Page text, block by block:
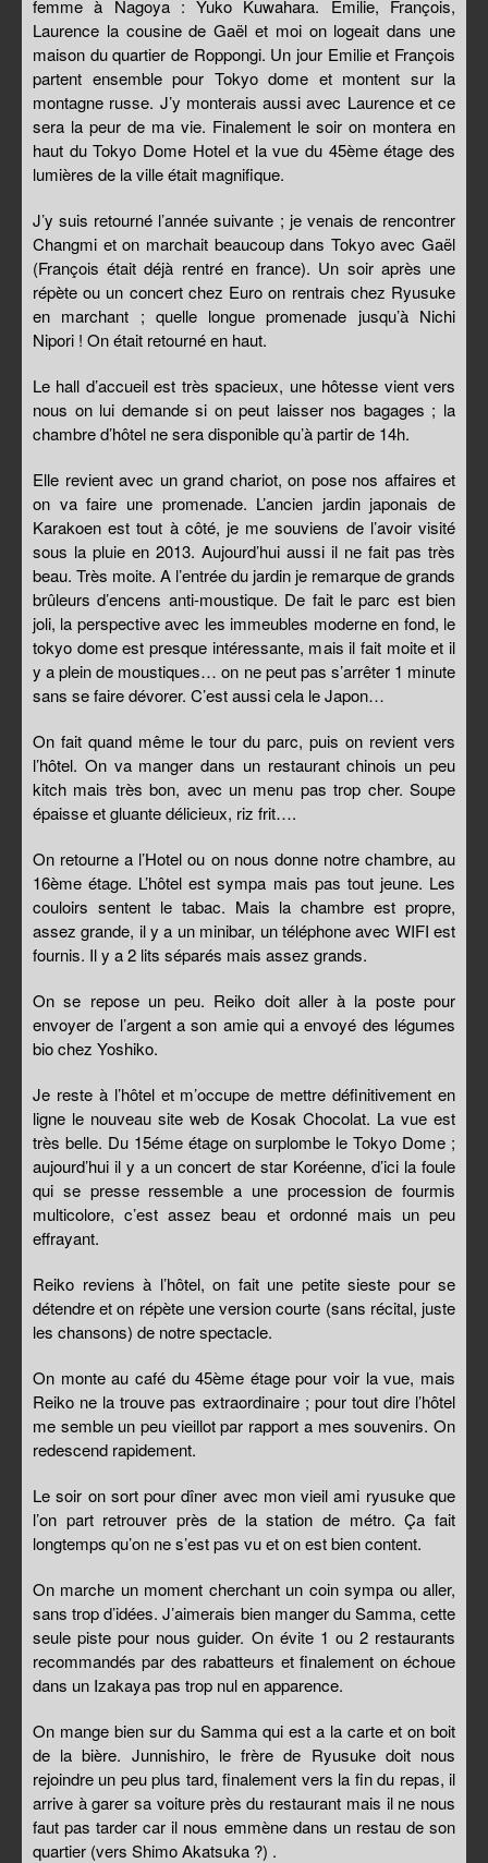
femme à Nagoya : Yuko Kuwahara. Emilie, François,
Laurence la cousine de Gaël et moi on logeait dans une
maison du quartier de Roppongi. Un jour Emilie et François
partent ensemble pour Tokyo dome et montent sur la
montagne russe. J’y monterais aussi avec Laurence et ce
sera la peur de ma vie. Finalement le soir on montera en
haut du Tokyo Dome Hotel et la vue du 45ème étage des
lumières de la ville était magnifique.
J’y suis retourné l’année suivante ; je venais de rencontrer
Changmi et on marchait beaucoup dans Tokyo avec Gaël
(François était déjà rentré en france). Un soir après une
répète ou un concert chez Euro on rentrais chez Ryusuke
en marchant ; quelle longue promenade jusqu’à Nichi
Nipori ! On était retourné en haut.
Le hall d’accueil est très spacieux, une hôtesse vient vers
nous on lui demande si on peut laisser nos bagages ; la
chambre d’hôtel ne sera disponible qu’à partir de 14h.
Elle revient avec un grand chariot, on pose nos affaires et
on va faire une promenade. L’ancien jardin japonais de
Karakoen est tout à côté, je me souviens de l’avoir visité
sous la pluie en 2013. Aujourd’hui aussi il ne fait pas très
beau. Très moite. A l’entrée du jardin je remarque de grands
brûleurs d’encens anti-moustique. De fait le parc est bien
joli, la perspective avec les immeubles moderne en fond, le
tokyo dome est presque intéressante, mais il fait moite et il
y a plein de moustiques… on ne peut pas s’arrêter 1 minute
sans se faire dévorer. C’est aussi cela le Japon…
On fait quand même le tour du parc, puis on revient vers
l’hôtel. On va manger dans un restaurant chinois un peu
kitch mais très bon, avec un menu pas trop cher. Soupe
épaisse et gluante délicieux, riz frit….
On retourne a l’Hotel ou on nous donne notre chambre, au
16ème étage. L’hôtel est sympa mais pas tout jeune. Les
couloirs sentent le tabac. Mais la chambre est propre,
assez grande, il y a un minibar, un téléphone avec WIFI est
fournis. Il y a 2 lits séparés mais assez grands.
On se repose un peu. Reiko doit aller à la poste pour
envoyer de l’argent a son amie qui a envoyé des légumes
bio chez Yoshiko.
Je reste à l’hôtel et m’occupe de mettre définitivement en
ligne le nouveau site web de Kosak Chocolat. La vue est
très belle. Du 15éme étage on surplombe le Tokyo Dome ;
aujourd’hui il y a un concert de star Koréenne, d’ici la foule
qui se presse ressemble a une procession de fourmis
multicolore, c’est assez beau et ordonné mais un peu
effrayant.
Reiko reviens à l’hôtel, on fait une petite sieste pour se
détendre et on répète une version courte (sans récital, juste
les chansons) de notre spectacle.
On monte au café du 45ème étage pour voir la vue, mais
Reiko ne la trouve pas extraordinaire ; pour tout dire l’hôtel
me semble un peu vieillot par rapport a mes souvenirs. On
redescend rapidement.
Le soir on sort pour dîner avec mon vieil ami ryusuke que
l’on part retrouver près de la station de métro. Ça fait
longtemps qu’on ne s’est pas vu et on est bien content.
On marche un moment cherchant un coin sympa ou aller,
sans trop d’idées. J’aimerais bien manger du Samma, cette
seule piste pour nous guider. On évite 1 ou 2 restaurants
recommandés par des rabatteurs et finalement on échoue
dans un Izakaya pas trop nul en apparence.
On mange bien sur du Samma qui est a la carte et on boit
de la bière. Junnishiro, le frère de Ryusuke doit nous
rejoindre un peu plus tard, finalement vers la fin du repas, il
arrive à garer sa voiture près du restaurant mais il ne nous
faut pas tarder car il nous emmène dans un restau de son
quartier (vers Shimo Akatsuka ?) .